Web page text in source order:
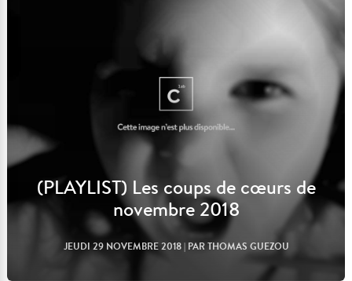
(PLAYLIST) Les coups de cœurs de
novembre 2018
JEUDI 29 NOVEMBRE 2018| PAR THOMAS GUEZOU